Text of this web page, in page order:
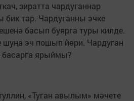
зиратта чардуганнар
бик тар. Чардуганны эчке
басып буярга туры килде.
шуңа эч пошып йөри. Чардуган
басарга ярыймы?
«Туган авылым» мәчете